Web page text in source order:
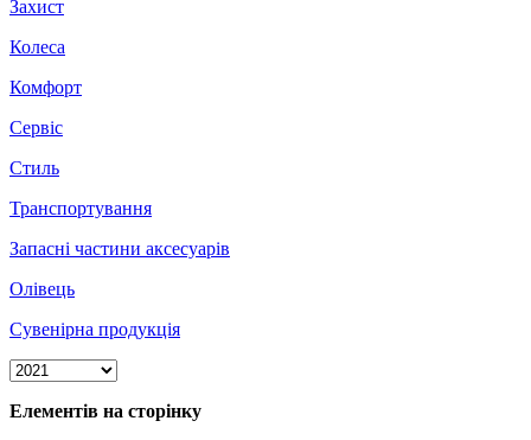
Захист
Колеса
Комфорт
Сервіс
Стиль
Транспортування
Запасні частини аксесуарів
Олівець
Сувенірна продукція
Елементів на сторінку